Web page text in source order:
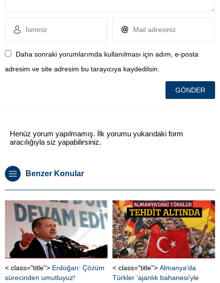
Daha sonraki yorumlarımda kullanılması için adım, e-posta
adresim ve site adresim bu tarayıcıya kaydedilsin.
Henüz yorum yapılmamış. İlk yorumu yukarıdaki form
aracılığıyla siz yapabilirsiniz.
Benzer Konular
< class="title"> Erdoğan: Çözüm
sürecinden umutluyuz!
< class="title"> Almanya’da
Türkler ‘ajanlık bahanesi’yle